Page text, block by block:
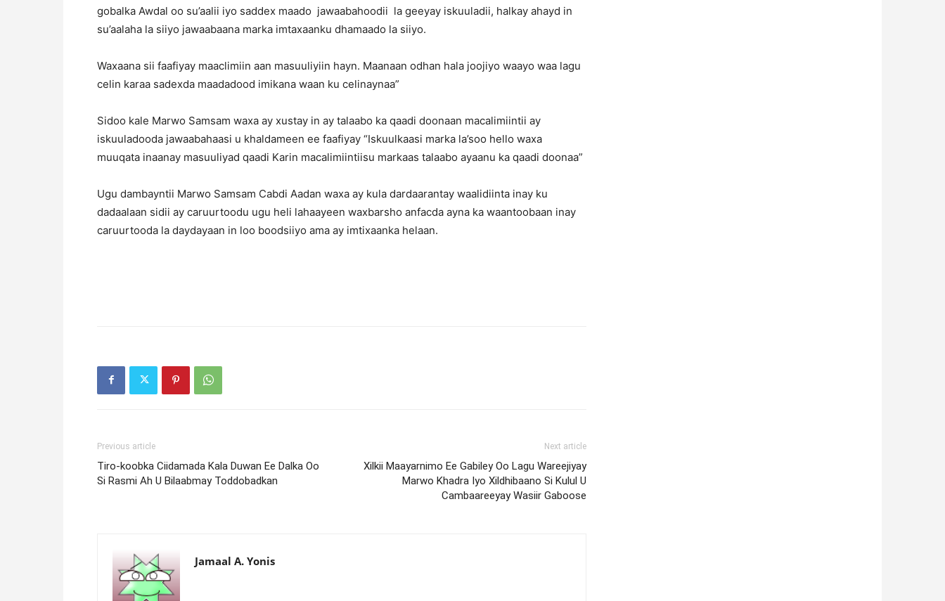
gobalka Awdal oo su’aalii iyo saddex maado jawaabahoodii la geeyay iskuuladii, halkay ahayd in
su’aalaha la siiyo jawaabaana marka imtaxaanku dhamaado la siiyo.
Waxaana sii faafiyay maaclimiin aan masuuliyiin hayn. Maanaan odhan hala joojiyo waayo waa lagu
celin karaa sadexda maadadood imikana waan ku celinaynaa”
Sidoo kale Marwo Samsam waxa ay xustay in ay talaabo ka qaadi doonaan macalimiintii ay
iskuuladooda jawaabahaasi u khaldameen ee faafiyay “Iskuulkaasi marka la’soo hello waxa
muuqata inaanay masuuliyad qaadi Karin macalimiintiisu markaas talaabo ayaanu ka qaadi doonaa”
Ugu dambayntii Marwo Samsam Cabdi Aadan waxa ay kula dardaarantay waalidiinta inay ku
dadaalaan sidii ay caruurtoodu ugu heli lahaayeen waxbarsho anfacda ayna ka waantoobaan inay
caruurtooda la daydayaan in loo boodsiiyo ama ay imtixaanka helaan.
Previous article
Tiro-koobka Ciidamada Kala Duwan Ee Dalka Oo
Si Rasmi Ah U Bilaabmay Toddobadkan
Next article
Xilkii Maayarnimo Ee Gabiley Oo Lagu Wareejiyay
Marwo Khadra Iyo Xildhibaano Si Kulul U
Cambaareeyay Wasiir Gaboose
Jamaal A. Yonis